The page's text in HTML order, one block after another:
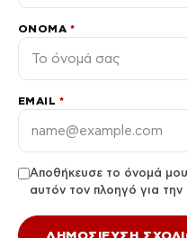
ΌΝΟΜΑ *
EMAIL *
Αποθήκευσε το όνομά
αυτόν τον πλοηγό για